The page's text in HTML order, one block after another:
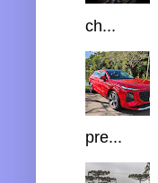
ch...
pre...